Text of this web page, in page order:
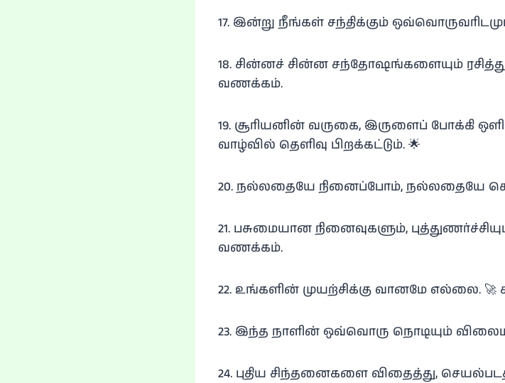
17. இன்று நீங்கள் சந்திக்கும்
18. சின்னச் சின்ன சந்தோஷங்களையும்
வணக்கம்.
19. சூரியனின் வருகை, இருளைப் போக்கி
வாழ்வில் தெளிவு பிறக்கட்டும். 🌟
20. நல்லதையே நினைப்போம், நல்லதையே
21. பசுமையான நினைவுகளும்,
வணக்கம்.
22. உங்களின் முயற்சிக்கு வானமே எல்லை.
23. இந்த நாளின் ஒவ்வொரு நொடியும்
24. புதிய சிந்தனைகளை விதைத்து,